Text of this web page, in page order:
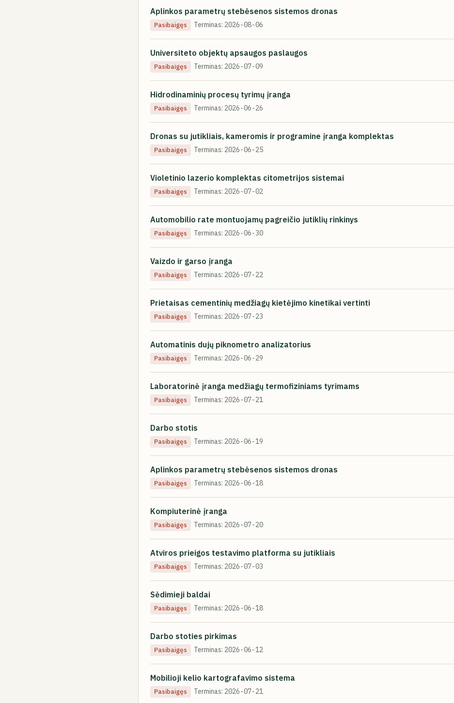
Aplinkos parametrų stebėsenos sistemos dronas
Pasibaigęs Terminas: 2026-08-06
Universiteto objektų apsaugos paslaugos
Pasibaigęs Terminas: 2026-07-09
Hidrodinaminių procesų tyrimų įranga
Pasibaigęs Terminas: 2026-06-26
Dronas su jutikliais, kameromis ir programine įranga komplektas
Pasibaigęs Terminas: 2026-06-25
Violetinio lazerio komplektas citometrijos sistemai
Pasibaigęs Terminas: 2026-07-02
Automobilio rate montuojamų pagreičio jutiklių rinkinys
Pasibaigęs Terminas: 2026-06-30
Vaizdo ir garso įranga
Pasibaigęs Terminas: 2026-07-22
Prietaisas cementinių medžiagų kietėjimo kinetikai vertinti
Pasibaigęs Terminas: 2026-07-23
Automatinis dujų piknometro analizatorius
Pasibaigęs Terminas: 2026-06-29
Laboratorinė įranga medžiagų termofiziniams tyrimams
Pasibaigęs Terminas: 2026-07-21
Darbo stotis
Pasibaigęs Terminas: 2026-06-19
Aplinkos parametrų stebėsenos sistemos dronas
Pasibaigęs Terminas: 2026-06-18
Kompiuterinė įranga
Pasibaigęs Terminas: 2026-07-20
Atviros prieigos testavimo platforma su jutikliais
Pasibaigęs Terminas: 2026-07-03
Sėdimieji baldai
Pasibaigęs Terminas: 2026-06-18
Darbo stoties pirkimas
Pasibaigęs Terminas: 2026-06-12
Mobilioji kelio kartografavimo sistema
Pasibaigęs Terminas: 2026-07-21